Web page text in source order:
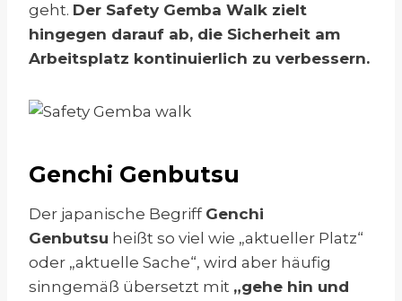
geht. Der Safety Gemba Walk zielt
hingegen darauf ab, die Sicherheit am
Arbeitsplatz kontinuierlich zu verbessern.
Genchi Genbutsu
Der japanische Begriff Genchi
Genbutsu heißt so viel wie „aktueller Platz“
oder „aktuelle Sache“, wird aber häufig
sinngemäß übersetzt mit „gehe hin und